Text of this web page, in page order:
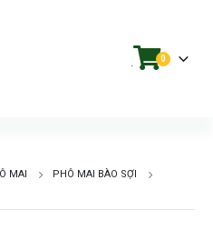
. 0
MAI
PHÔ MAI BÀO SỢI